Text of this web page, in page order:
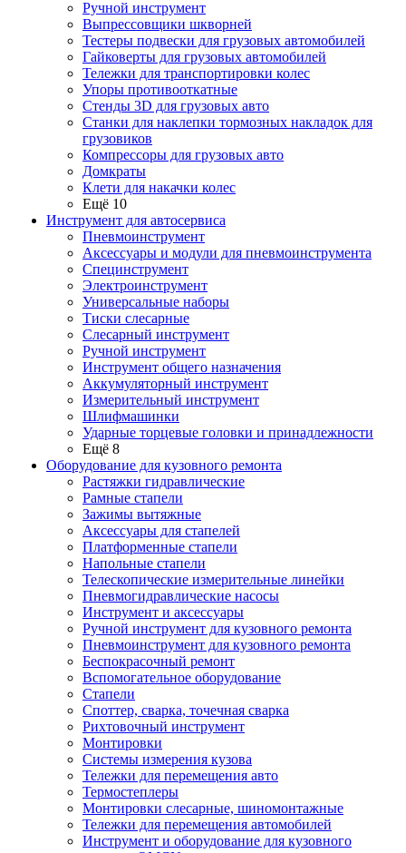
Ручной инструмент
Выпрессовщики шкворней
Тестеры подвески для грузовых автомобилей
Гайковерты для грузовых автомобилей
Тележки для транспортировки колес
Упоры противооткатные
Стенды 3D для грузовых авто
Станки для наклепки тормозных накладок для
грузовиков
Компрессоры для грузовых авто
Домкраты
Клети для накачки колес
Ещё 10
Инструмент для автосервиса
Пневмоинструмент
Аксессуары и модули для пневмоинструмента
Специнструмент
Электроинструмент
Универсальные наборы
Тиски слесарные
Слесарный инструмент
Ручной инструмент
Инструмент общего назначения
Аккумуляторный инструмент
Измерительный инструмент
Шлифмашинки
Ударные торцевые головки и принадлежности
Ещё 8
Оборудование для кузовного ремонта
Растяжки гидравлические
Рамные стапели
Зажимы вытяжные
Аксессуары для стапелей
Платформенные стапели
Напольные стапели
Телескопические измерительные линейки
Пневмогидравлические насосы
Инструмент и аксессуары
Ручной инструмент для кузовного ремонта
Пневмоинструмент для кузовного ремонта
Беспокрасочный ремонт
Вспомогательное оборудование
Стапели
Споттер, сварка, точечная сварка
Рихтовочный инструмент
Монтировки
Системы измерения кузова
Тележки для перемещения авто
Термостеплеры
Монтировки слесарные, шиномонтажные
Тележки для перемещения автомобилей
Инструмент и оборудование для кузовного